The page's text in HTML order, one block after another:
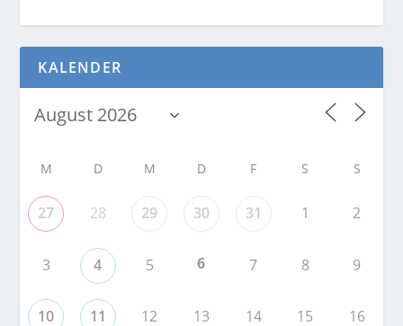
KALENDER
M D M D F S S
27 28 29 30 31 1 2
3 4 5 6 7 8 9
10 11 12 13 14 15 16